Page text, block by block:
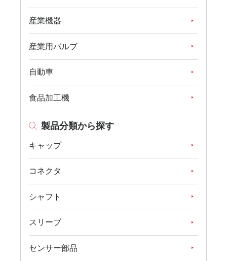
産業機器
産業用バルブ
自動車
食品加工機
製品分類から探す
キャップ
コネクタ
シャフト
スリーブ
センサー部品